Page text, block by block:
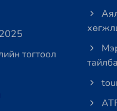
тогтоол